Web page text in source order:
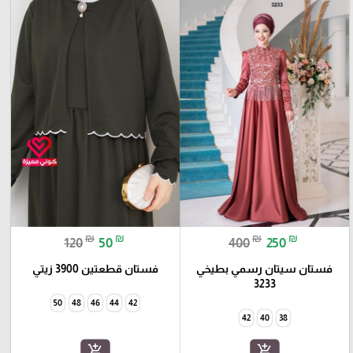
400₪ 250 ₪
فستان سيتان رسمي بطيخي
3233
38
40
42
120₪ 50 ₪
فستان قطعتين 3900 زيتي
42
44
46
48
50